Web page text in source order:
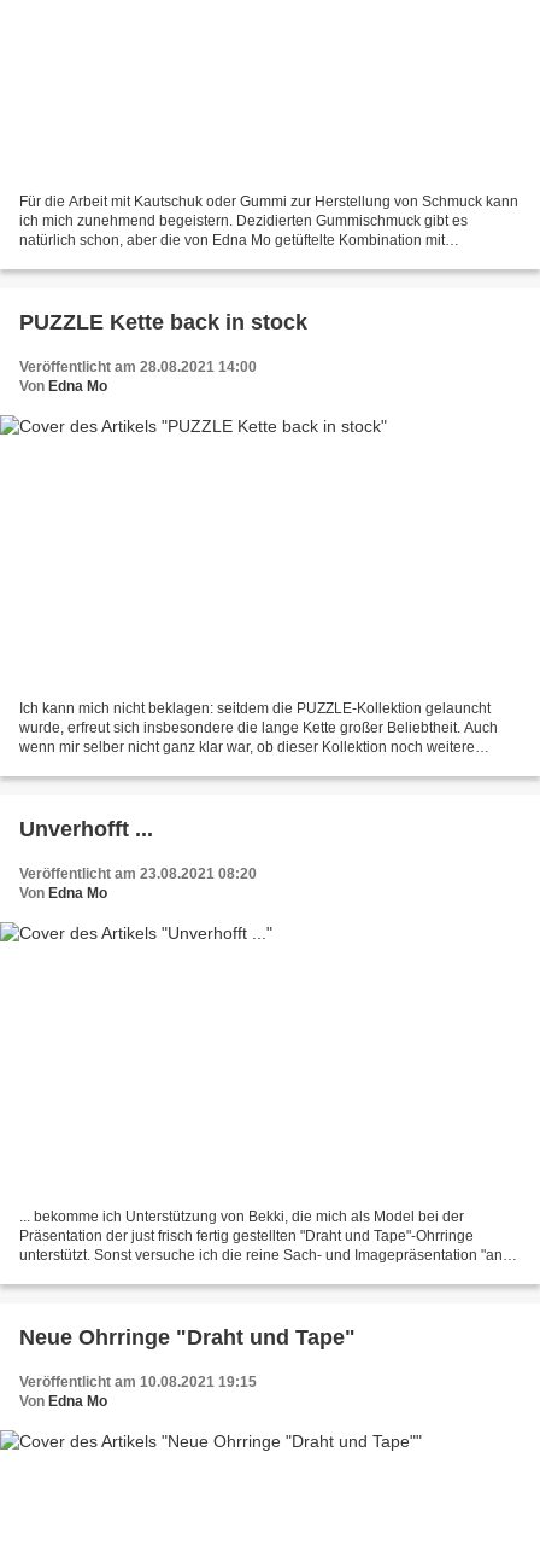
Für die Arbeit mit Kautschuk oder Gummi zur Herstellung von Schmuck kann
ich mich zunehmend begeistern. Dezidierten Gummischmuck gibt es
natürlich schon, aber die von Edna Mo getüftelte Kombination mit
PUZZLE Kette back in stock
Veröffentlicht am 28.08.2021 14:00
Von Edna Mo
Ich kann mich nicht beklagen: seitdem die PUZZLE-Kollektion gelauncht
wurde, erfreut sich insbesondere die lange Kette großer Beliebtheit. Auch
wenn mir selber nicht ganz klar war, ob dieser Kollektion noch weitere
Unverhofft ...
Veröffentlicht am 23.08.2021 08:20
Von Edna Mo
... bekomme ich Unterstützung von Bekki, die mich als Model bei der
Präsentation der just frisch fertig gestellten "Draht und Tape"-Ohrringe
unterstützt. Sonst versuche ich die reine Sach- und Imagepräsentation "an
Neue Ohrringe "Draht und Tape"
Veröffentlicht am 10.08.2021 19:15
Von Edna Mo